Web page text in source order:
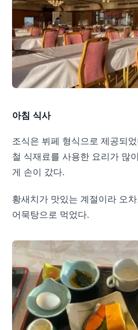
아침 식사
조식은 뷔페 형식으로 제공되
철 식재료를 사용한 요리가 많
게 손이 갔다.
황새치가 맛있는 계절이라 오
어묵탕으로 먹었다.